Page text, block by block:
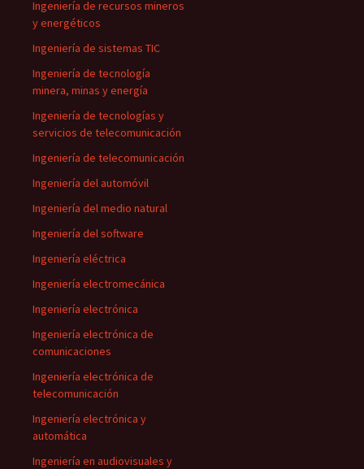
Ingeniería de recursos mineros
y energéticos
Ingeniería de sistemas TIC
Ingeniería de tecnología
minera, minas y energía
Ingeniería de tecnologías y
servicios de telecomunicación
Ingeniería de telecomunicación
Ingeniería del automóvil
Ingeniería del medio natural
Ingeniería del software
Ingeniería eléctrica
Ingeniería electromecánica
Ingeniería electrónica
Ingeniería electrónica de
comunicaciones
Ingeniería electrónica de
telecomunicación
Ingeniería electrónica y
automática
Ingeniería en audiovisuales y